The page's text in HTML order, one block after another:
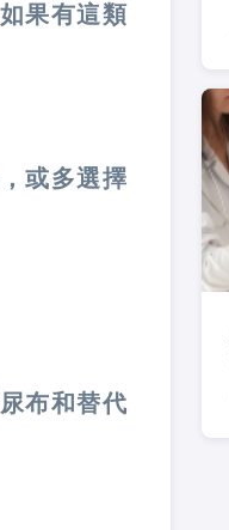
果有這類
或多選擇
布和替代